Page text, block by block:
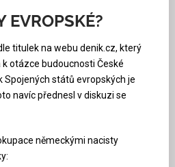
EVROPSKÉ?
titulek na webu denik.cz, který
otázce budoucnosti České
Spojených států evropských je
navíc přednesl v diskuzi se
německými nacisty